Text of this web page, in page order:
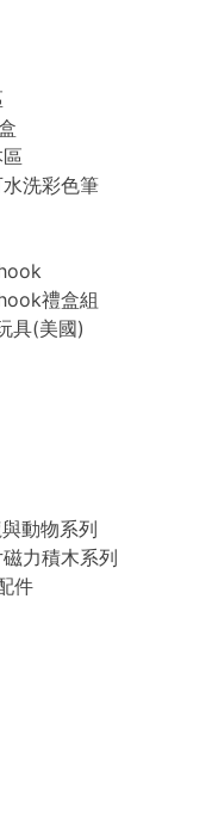
洗彩色筆
禮盒組
具(美國)
動物系列
力積木系列
件